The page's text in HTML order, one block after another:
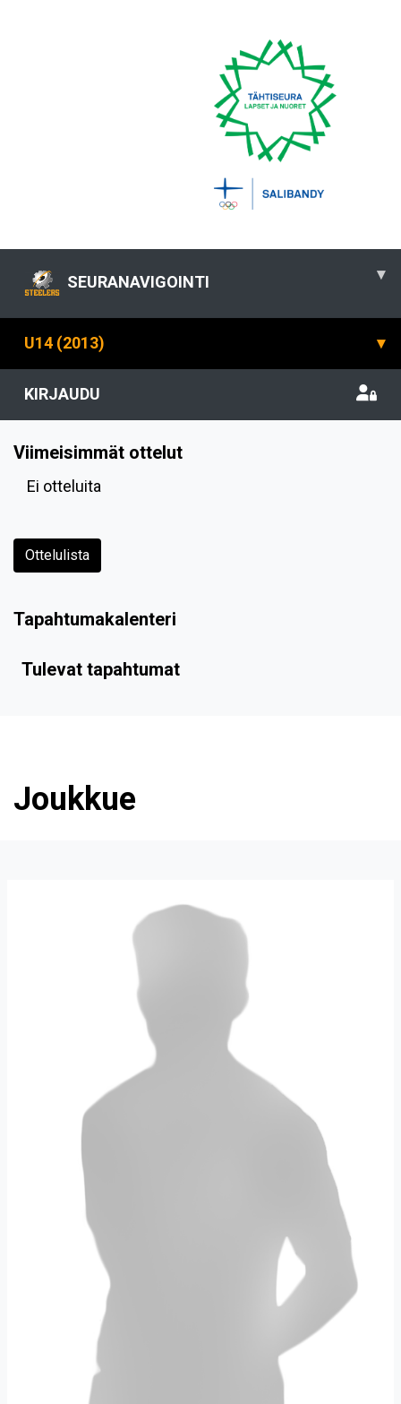
SEURANAVIGOINTI ▾
U14 (2013) ▾
KIRJAUDU
Viimeisimmät ottelut
Ei otteluita
Ottelulista
Tapahtumakalenteri
Tulevat tapahtumat
Joukkue